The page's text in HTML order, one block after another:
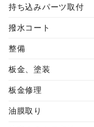
持ち込みパーツ取付
撥水コート
整備
板金、塗装
板金修理
油膜取り